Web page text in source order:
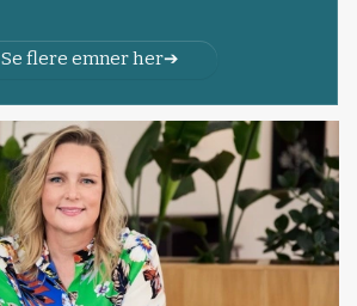
Se flere emner her